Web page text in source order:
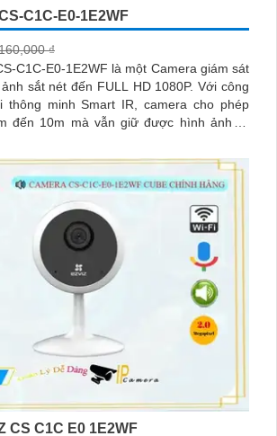
C1C-E0-1E2WF
₫
C1C-E0-1E2WF là một Camera giám sát
nét đến FULL HD 1080P. Với công
thông minh Smart IR, camera cho phép
đến 10m mà vẫn giữ được hình ảnh rõ
CS C1C E0 1E2WF